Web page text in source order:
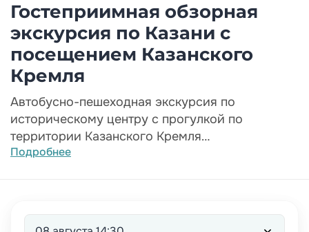
Гостеприимная обзорная
экскурсия по Казани с
посещением Казанского
Кремля
Автобусно-пешеходная экскурсия по
историческому центру с прогулкой по
территории Казанского Кремля
Подробнее